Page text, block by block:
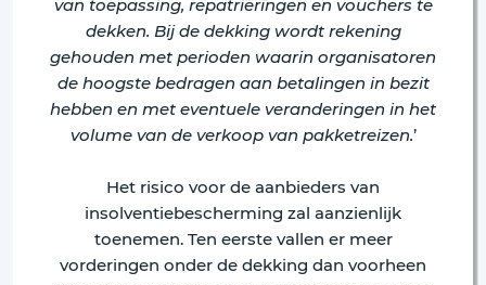
van toepassing, repatriëringen en vouchers te
dekken. Bij de dekking wordt rekening
gehouden met perioden waarin organisatoren
de hoogste bedragen aan betalingen in bezit
hebben en met eventuele veranderingen in het
volume van de verkoop van pakketreizen.’
Het risico voor de aanbieders van
insolventiebescherming zal aanzienlijk
toenemen. Ten eerste vallen er meer
vorderingen onder de dekking dan voorheen